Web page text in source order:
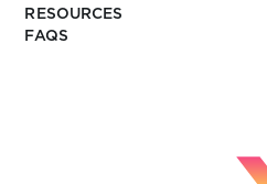
RESOURCES
FAQS